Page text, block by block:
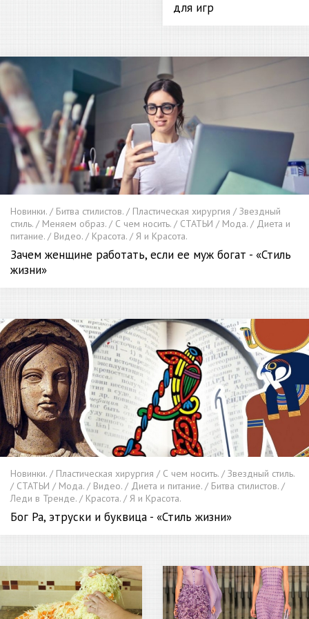
для игр
Новинки. / Битва стилистов. / Пластическая хирургия / Звездный
стиль. / Меняем образ. / С чем носить. / СТАТЬИ / Мода. / Диета и
питание. / Видео. / Красота. / Я и Красота.
Зачем женщине работать, если ее муж богат - «Стиль
жизни»
Новинки. / Пластическая хирургия / С чем носить. / Звездный стиль.
/ СТАТЬИ / Мода. / Видео. / Диета и питание. / Битва стилистов. /
Леди в Тренде. / Красота. / Я и Красота.
Бог Ра, этруски и буквица - «Стиль жизни»